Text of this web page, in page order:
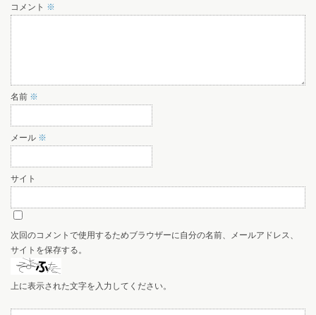
コメント ※
名前 ※
メール ※
サイト
次回のコメントで使用するためブラウザーに自分の名前、メールアドレス、
サイトを保存する。
上に表示された文字を入力してください。